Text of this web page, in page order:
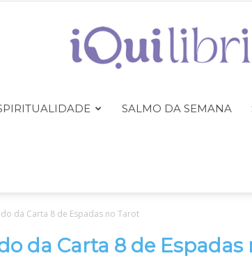
iQuilibrio
SALMO DA SEMANA
da Carta 8 de Espadas no Tarot
da Carta 8 de Espadas